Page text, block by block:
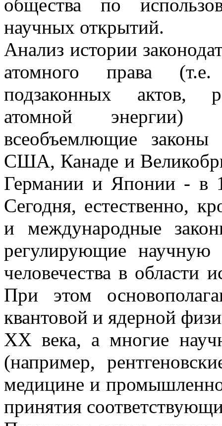
общества по
научных открытий.
Анализ истории
атомного права
подзаконных актов,
атомной энергии)
всеобъемлющие
США, Канаде и
Германии и Японии - в
Сегодня, естественно,
и международные
регулирующие научную
человечества в области
При этом
квантовой и ядерной
XX века, а многие
(например,
медицине и
принятия